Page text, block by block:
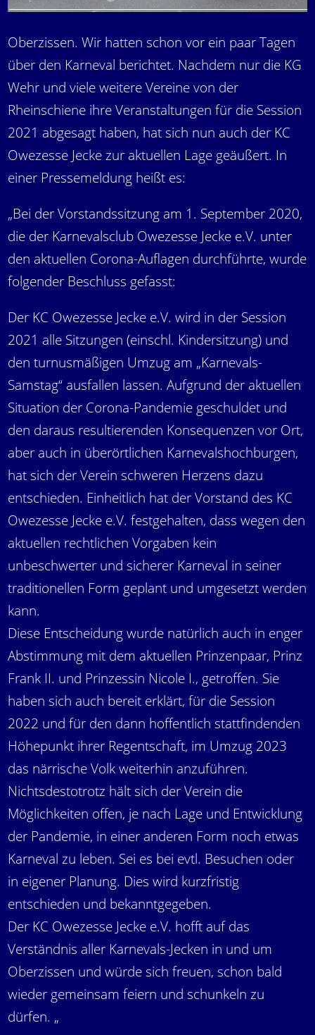
Oberzissen. Wir hatten schon vor ein paar Tagen
über den Karneval berichtet. Nachdem nur die KG
Wehr und viele weitere Vereine von der
Rheinschiene ihre Veranstaltungen für die Session
2021 abgesagt haben, hat sich nun auch der KC
Owezesse Jecke zur aktuellen Lage geäußert. In
einer Pressemeldung heißt es:
„Bei der Vorstandssitzung am 1. September 2020,
die der Karnevalsclub Owezesse Jecke e.V. unter
den aktuellen Corona-Auflagen durchführte, wurde
folgender Beschluss gefasst:
Der KC Owezesse Jecke e.V. wird in der Session
2021 alle Sitzungen (einschl. Kindersitzung) und
den turnusmäßigen Umzug am „Karnevals-
Samstag“ ausfallen lassen. Aufgrund der aktuellen
Situation der Corona-Pandemie geschuldet und
den daraus resultierenden Konsequenzen vor Ort,
aber auch in überörtlichen Karnevalshochburgen,
hat sich der Verein schweren Herzens dazu
entschieden. Einheitlich hat der Vorstand des KC
Owezesse Jecke e.V. festgehalten, dass wegen den
aktuellen rechtlichen Vorgaben kein
unbeschwerter und sicherer Karneval in seiner
traditionellen Form geplant und umgesetzt werden
kann.
Diese Entscheidung wurde natürlich auch in enger
Abstimmung mit dem aktuellen Prinzenpaar, Prinz
Frank II. und Prinzessin Nicole I., getroffen. Sie
haben sich auch bereit erklärt, für die Session
2022 und für den dann hoffentlich stattfindenden
Höhepunkt ihrer Regentschaft, im Umzug 2023
das närrische Volk weiterhin anzuführen.
Nichtsdestotrotz hält sich der Verein die
Möglichkeiten offen, je nach Lage und Entwicklung
der Pandemie, in einer anderen Form noch etwas
Karneval zu leben. Sei es bei evtl. Besuchen oder
in eigener Planung. Dies wird kurzfristig
entschieden und bekanntgegeben.
Der KC Owezesse Jecke e.V. hofft auf das
Verständnis aller Karnevals-Jecken in und um
Oberzissen und würde sich freuen, schon bald
wieder gemeinsam feiern und schunkeln zu
dürfen. „